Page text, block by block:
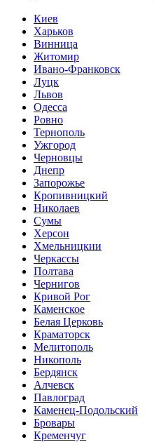
Киев
Харьков
Винница
Житомир
Ивано-Франковск
Луцк
Львов
Одесса
Ровно
Тернополь
Ужгород
Черновцы
Днепр
Запорожье
Кропивницкий
Николаев
Сумы
Херсон
Хмельницкии
Черкассы
Полтава
Чернигов
Кривой Рог
Каменское
Белая Церковь
Краматорск
Мелитополь
Никополь
Бердянск
Алчевск
Павлоград
Каменец-Подольский
Бровары
Кременчуг